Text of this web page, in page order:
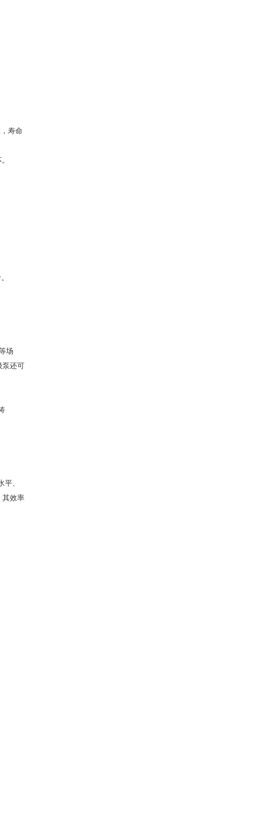
寿命
场
泵还可
平、
其效率